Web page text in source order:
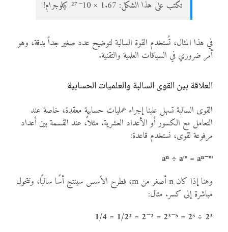
تُكتب على هذا الشكل: 1.67 × 10⁻²⁷ كيلوجرام!
في هذا المثال، تُستخدم القوة السالبة لتوضيح عدد صغير جداً بدقة، وهو
أمر ضروري في السياقات العلمية والتقنية.
العلاقة بين القوى السالبة والعلميات الحسابية
القوى السالبة تسهل علينا إجراء عمليات حسابية معقدة، خاصة عند
التعامل مع الكسور أو الأعداد العشرية. مثلاً، عند القسمة بين أعداد
مرفوعة لقوى، نستخدم قاعدة:
aⁿ ÷ aᵐ = aⁿ⁻ᵐ
وهنا إذا كان n أصغر من m، فطرح الأسس سينتج أسًا سالبًا، ونتحول
مباشرة إلى كسر. مثال:
2³ ÷ 2⁵ = 2³⁻⁵ = 2⁻² = 1/2² = 1/4